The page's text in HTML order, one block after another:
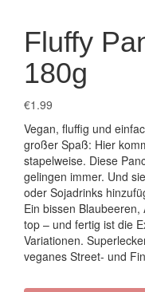
Fluffy
180g
€1.99
Vegan, fluffig und
großer Spaß: Hier
stapelweise. Diese
gelingen immer. Und
oder Sojadrinks
Ein bissen
top – und fertig ist die
Variationen.
veganes Street- und